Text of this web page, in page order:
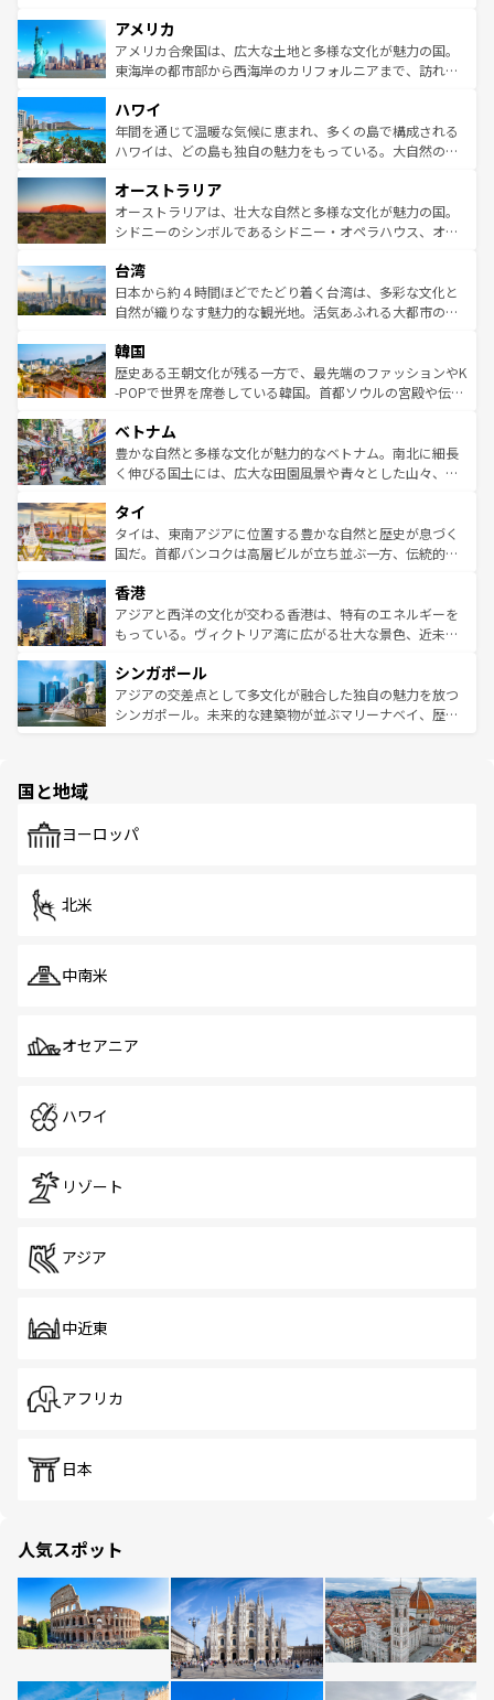
ンツ一覧を参照してほしい。
の建物がそのまま残る町や、スイスならではのユニークな
博物館もあり、アルプス観光だけでなく町歩きも満喫する
ことができる。国民の所得が高いため物価も高いが、旅行
ば市内交通費無料で観光を楽しむこともできる。 なお、新
着のスイス情報はコンテンツ一覧 を参照してほしい。
アメリカ
アメリカ合衆国は、広大な土地と多様な文化が魅力の国。
東海岸の都市部から西海岸のカリフォルニアまで、訪れる
のような巨大都市は、観光、ショッピング、エンターテイ
ンメントが詰まった刺激的なスポットだ。一方、アメリカ
西部には大自然が広がり、グランドキャニオンやイエロー
部のニューオーリンズでは、音楽と美食が融合した独特の
文化が魅力。旅行者はアメリカの各地域で異なる魅力を楽
しみながら、その多様性と豊かな歴史を感じることができ
ならではの贅沢な旅のスタイルだ。 なお、新着のアメリカ
情報はコンテンツ一覧を参照してほしい。
ハワイ
年間を通じて温暖な気候に恵まれ、多くの島で構成される
ハワイは、どの島も独自の魅力をもっている。大自然の神
ワイ島は見逃せない。また、定番の観光地といえばオアフ
島だが、静かな自然を求めるならマウイ島やカウアイ島が
おすすめ。エメラルドグリーンに輝く海をはじめ、豊かな
れるおもてなしの心で訪れる人々を迎えてくれるハワイの
人々、おいしいローカルフードやハワイアンミュージッ
ク、伝統的なフラダンスなど、すべてがハワイの魅力を彩
ワイを、存分に味わってほしい。 なお、新着のハワイ情報
はコンテンツ一覧を参照してほしい。
オーストラリア
オーストラリアは、壮大な自然と多様な文化が魅力の国。
シドニーのシンボルであるシドニー・オペラハウス、オー
リアリーフや大陸中央部にそびえるウルル（エアーズロッ
ク）、タスマニアの美しい原生林やケアンズの熱帯雨林な
ど、見どころがたくさん。また、カフェやワイン、オージ
いる。アクティビティも充実しており、サーフィンやダイ
ビング、ハイキングなど、アウトドア好きにはたまらな
い。オーストラリアの多彩な魅力を存分に味わいつくそ
参照してほしい。
台湾
日本から約４時間ほどでたどり着く台湾は、多彩な文化と
自然が織りなす魅力的な観光地。活気あふれる大都市の台
ン）、静ひつな山岳地帯である台湾東部など、都市の喧騒
と山間の静けさが共存しており、訪れる人に新しい発見と
驚きをもたらしてくれる。また、奥深い台湾の食文化も魅
容にもいいと評判のスイーツなど、バラエティ豊かな料理
が味わえる。 なお、新着の台湾情報は コンテンツ一覧を参
照してほしい。
韓国
歴史ある王朝文化が残る一方で、最先端のファッションやK
-POPで世界を席巻している韓国。首都ソウルの宮殿や伝統
き、地方に足を延ばせば四季折々の自然美を楽しむことが
できる。そして、キムチや焼肉、絶品のストリートフード
まで、さまざまな韓国料理が待っている。夜には、韓国な
リティに包まれながら、韓国の多彩な魅力を心ゆくまで味
わってみてほしい。 なお、新着の韓国情報はコンテンツ一
覧を参照してほしい。
ベトナム
豊かな自然と多様な文化が魅力的なベトナム。南北に細長
く伸びる国土には、広大な田園風景や青々とした山々、世
急速な発展と共に伝統が息づく。ハノイの古い町並みやホ
ーチミン市のフランス統治時代の建物も、独特の雰囲気を
醸し出している。また、バラエティの豊かさとおいしさで
とつ。フォーやバインミー、ベトナムコーヒーなどは、ぜ
ひ現地で味わいたい。どの地域を訪れてもあたたかい人々
が旅行者を迎えてくれるので、きっと忘れられない旅にな
参照してほしい。
タイ
タイは、東南アジアに位置する豊かな自然と歴史が息づく
国だ。首都バンコクは高層ビルが立ち並ぶ一方、伝統的な
の活気が交差している。北部ではチェンマイなどの山岳地
帯で自然と触れ合い、南部ではプーケットやクラビの美し
いビーチでリゾート気分を楽しむことができる。タイ料理
激する。気候は一年中温暖で、どの季節にも異なる楽しみ
が待っている。親しみやすいタイの人々、仏教を中心とし
た文化、そして多様な観光資源が、訪れる旅人を魅了し続
香港
アジアと西洋の文化が交わる香港は、特有のエネルギーを
もっている。ヴィクトリア湾に広がる壮大な景色、近未来
み、どこを訪れても感動するはず。観光スポットが密集し
ており、効率よく見どころを回れるのも魅力。息をのむよ
うな絶景から文化的な体験まで、香港を存分に楽しみ尽く
シンガポール
アジアの交差点として多文化が融合した独自の魅力を放つ
シンガポール。未来的な建築物が並ぶマリーナベイ、歴史
で、ホーカーズは地元の風情を楽しめる外せないスポット
国と地域
ヨーロッパ
北米
中南米
オセアニア
ハワイ
リゾート
アジア
中近東
アフリカ
日本
人気スポット